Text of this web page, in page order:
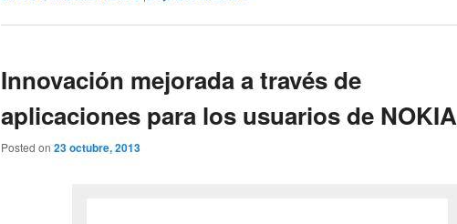
Innovación mejorada a través de
aplicaciones para los usuarios de NOKIA
Posted on 23 octubre, 2013